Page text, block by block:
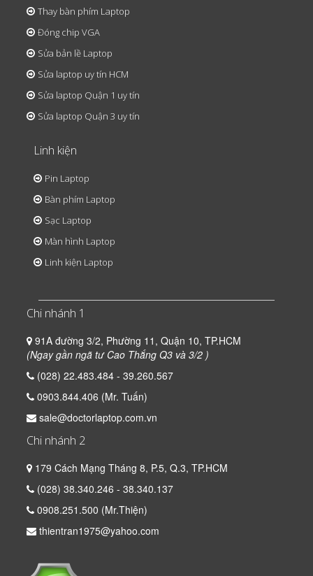
Thay bàn phím Laptop
Đóng chip VGA
Sửa bản lề Laptop
Sửa laptop uy tín HCM
Sửa laptop Quận 1 uy tín
Sửa laptop Quận 3 uy tín
Linh kiện
Pin Laptop
Bàn phím Laptop
Sạc Laptop
Màn hình Laptop
Linh kiện Laptop
Chi nhánh 1
91A đường 3/2, Phường 11, Quận 10, TP.HCM
(Ngay gần ngã tư Cao Thắng Q3 và 3/2 )
(028) 22.483.484 - 39.260.567
0903.844.406 (Mr. Tuấn)
sale@doctorlaptop.com.vn
Chi nhánh 2
179 Cách Mạng Tháng 8, P.5, Q.3, TP.HCM
(028) 38.340.246 - 38.340.137
0908.251.500 (Mr.Thiện)
thientran1975@yahoo.com